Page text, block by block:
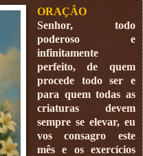
ORAÇÂO
Senhor, todo
poderoso e
infinitamente
perfeito, de quem
procede todo ser e
para quem todas as
criaturas devem
sempre se elevar, eu
vos consagro este
mês e os exercícios